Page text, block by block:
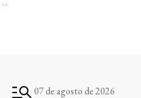
Ads
07 de agosto de 2026